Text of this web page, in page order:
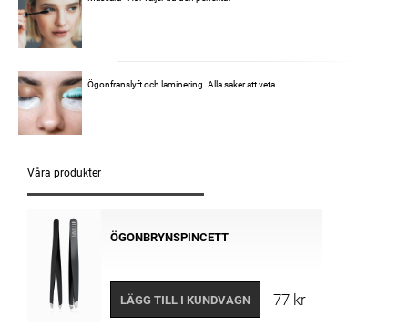
Ögonfranslyft och laminering. Alla saker att veta
Våra produkter
ÖGONBRYNSPINCETT
LÄGG TILL I KUNDVAGN 77 kr